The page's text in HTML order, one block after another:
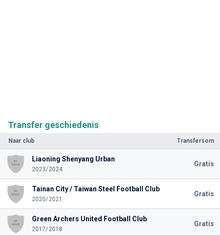
Transfer geschiedenis
Naar club Transfersom
Liaoning Shenyang Urban
2023/2024
Gratis
Tainan City / Taiwan Steel Football Club
2020/2021
Gratis
Green Archers United Football Club
2017/2018
Gratis